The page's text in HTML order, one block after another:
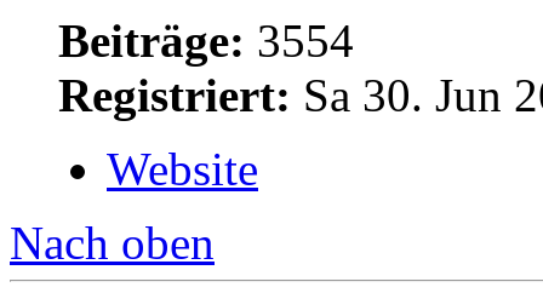
Beiträge: 3554
Registriert: Sa 30. Jun
Website
Nach oben